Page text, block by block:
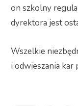
on szkolny
dyrektora jest
Wszelkie
i odwieszania kar